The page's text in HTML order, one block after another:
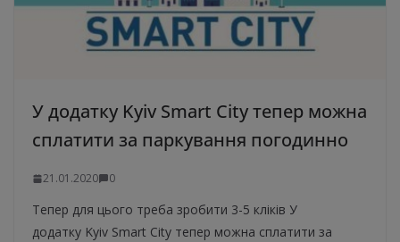
У додатку Kyiv Smart City тепер можна
сплатити за паркування погодинно
21.01.2020 0
Тепер для цього треба зробити 3-5 кліків У
додатку Kyiv Smart City тепер можна сплатити за